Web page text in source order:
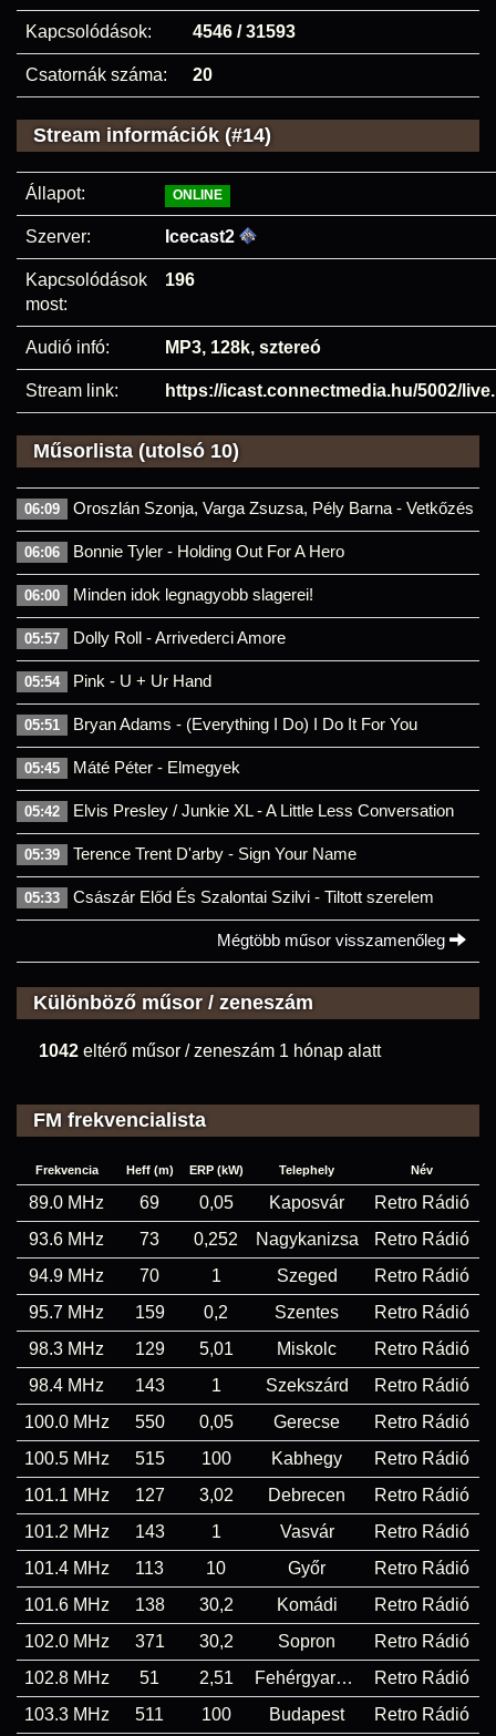
Kapcsolódások: 4546 / 31593
Csatornák száma: 20
Stream információk (#14)
Állapot: ONLINE
Szerver: Icecast2
Kapcsolódások
most:
196
Audió infó: MP3, 128k, sztereó
Stream link: https://icast.connectmedia.hu/5002/
Műsorlista (utolsó 10)
06:09 Oroszlán Szonja, Varga Zsuzsa, Pély Barna - Vetkőzés
06:06 Bonnie Tyler - Holding Out For A Hero
06:00 Minden idok legnagyobb slagerei!
05:57 Dolly Roll - Arrivederci Amore
05:54 Pink - U + Ur Hand
05:51 Bryan Adams - (Everything I Do) I Do It For You
05:45 Máté Péter - Elmegyek
05:42 Elvis Presley / Junkie XL - A Little Less Conversation
05:39 Terence Trent D'arby - Sign Your Name
05:33 Császár Előd És Szalontai Szilvi - Tiltott szerelem
Mégtöbb műsor visszamenőleg
Különböző műsor / zeneszám
1042 eltérő műsor / zeneszám 1 hónap alatt
FM frekvencialista
Frekvencia Heff (m) ERP (kW) Telephely Név
89.0 MHz 69 0,05 Kaposvár
Retro Rádió
93.6 MHz
73 0,252 Nagykanizsa
Retro Rádió
94.9 MHz
70 1 Szeged
Retro Rádió
95.7 MHz
159 0,2 Szentes
Retro Rádió
98.3 MHz
129 5,01 Miskolc
Retro Rádió
98.4 MHz
143 1 Szekszárd
Retro Rádió
100.0 MHz
550 0,05 Gerecse
Retro Rádió
100.5 MHz
515 100 Kabhegy
Retro Rádió
101.1 MHz
127 3,02 Debrecen
Retro Rádió
101.2 MHz
143 1 Vasvár
Retro Rádió
101.4 MHz
113 10 Győr
Retro Rádió
101.6 MHz
138 30,2 Komádi
Retro Rádió
102.0 MHz
371 30,2 Sopron
Retro Rádió
102.8 MHz
51 2,51 Fehérgyarmat
Retro Rádió
103.3 MHz
511 100 Budapest Retro Rádió